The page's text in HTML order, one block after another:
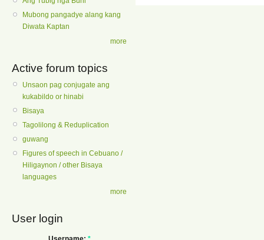
Mubong pangadye alang kang
Diwata Kaptan
more
Active forum topics
Unsaon pag conjugate ang
kukabildo or hinabi
Bisaya
Tagolilong & Reduplication
guwang
Figures of speech in Cebuano /
Hiligaynon / other Bisaya
languages
more
User login